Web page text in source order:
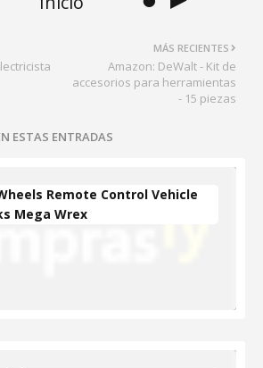
MÁS RECIENTES
Amazon: DeWalt - Kit de
accesorios para herramientas
- 15 piezas
ESTAS ENTRADAS
Remote Control Vehicle
Mega Wrex